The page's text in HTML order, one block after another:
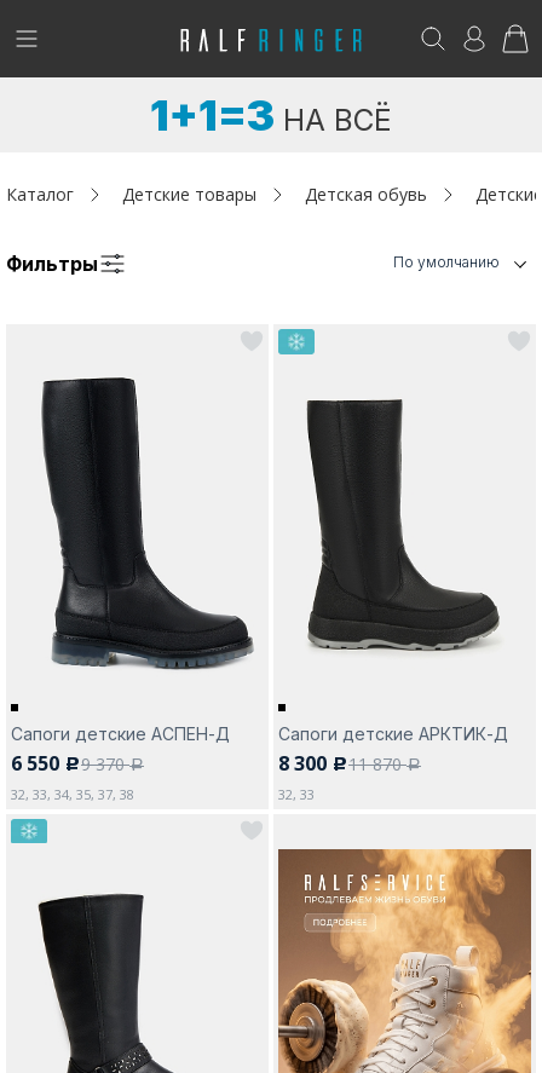
!
Женщинам
Аутлет
Акции / Новости
Адреса магазинов
Да, все верно Изменить город
Покупателям
Возникли вопросы? - club@ralf.ru
1+1=3 НА ВСЁ
Каталог Детские товары Детская обувь
Фильтры По умолчанию
Сапоги детские АСПЕН-Д
6 550 c9 370a
32, 33, 34, 35, 37, 38
Сапоги детские АРКТИК-Д
8 300 c11 870a
32, 33